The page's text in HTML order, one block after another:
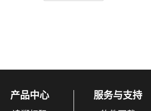
产品中心 服务与支持